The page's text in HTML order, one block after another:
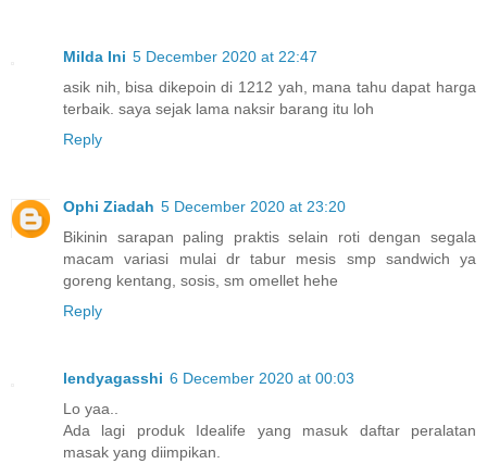
Milda Ini 5 December 2020 at 22:47
asik nih, bisa dikepoin di 1212 yah, mana tahu dapat harga
terbaik. saya sejak lama naksir barang itu loh
Reply
Ophi Ziadah 5 December 2020 at 23:20
Bikinin sarapan paling praktis selain roti dengan segala
macam variasi mulai dr tabur mesis smp sandwich ya
goreng kentang, sosis, sm omellet hehe
Reply
lendyagasshi 6 December 2020 at 00:03
Lo yaa..
Ada lagi produk Idealife yang masuk daftar peralatan
masak yang diimpikan.